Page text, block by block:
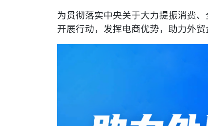
为贯彻落实中央关于大力提振消费
开展行动，发挥电商优势，助力外